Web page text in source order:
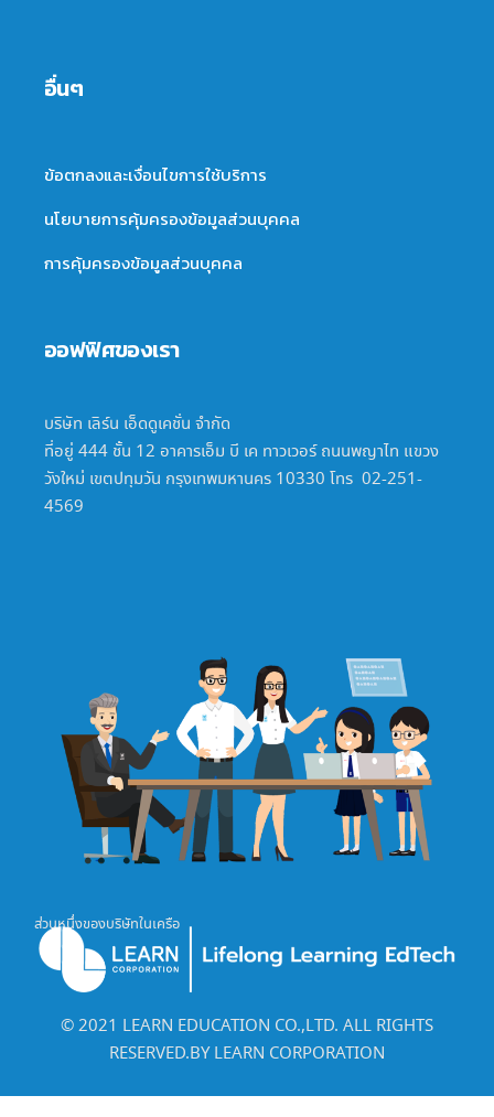
อื่นๆ
ข้อตกลงและเงื่อนไขการใช้บริการ
นโยบายการคุ้มครองข้อมูลส่วนบุคคล
การคุ้มครองข้อมูลส่วนบุคคล
ออฟฟิศของเรา
บริษัท เลิร์น เอ็ดดูเคชั่น จำกัด
ที่อยู่ 444 ชั้น 12 อาคารเอ็ม บี เค ทาวเวอร์ ถนนพญาไท แขวง
วังใหม่ เขตปทุมวัน กรุงเทพมหานคร 10330 โทร 02-251-
4569
ส่วนหนึ่งของบริษัทในเครือ
©️ 2021 LEARN EDUCATION CO.,LTD. ALL RIGHTS
RESERVED.BY LEARN CORPORATION